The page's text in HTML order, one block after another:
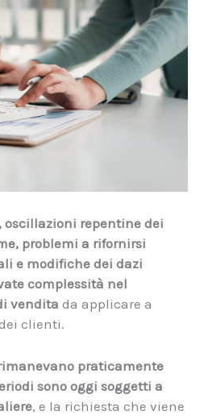
oscillazioni repentine dei
problemi a rifornirsi
e modifiche dei dazi
complessità nel
vendita da applicare a
clienti.
praticamente
sono oggi soggetti a
, e la richiesta che viene